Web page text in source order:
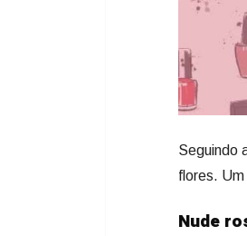
Seguindo
flores.
Nude